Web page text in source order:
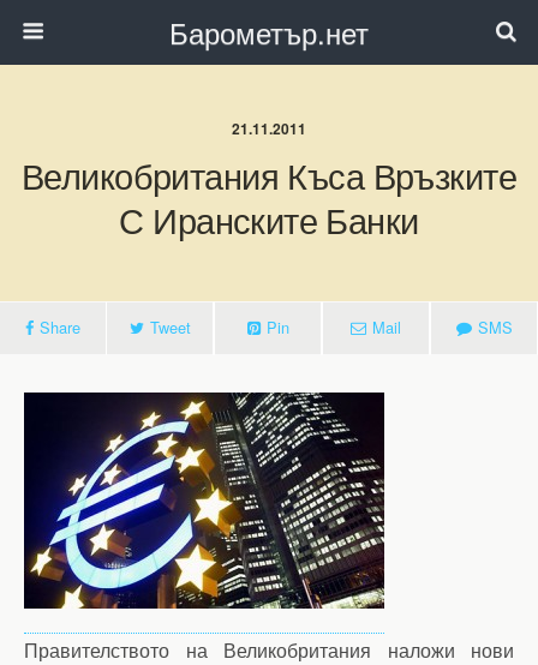
Барометър.нет
21.11.2011
Великобритания Къса Връзките
С Иранските Банки
Share Tweet Pin Mail SMS
Правителството на Великобритания наложи нови